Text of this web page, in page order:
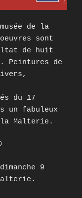
de la
sont
de huit
Peintures de
du 17
un fabuleux
la Malterie.
9